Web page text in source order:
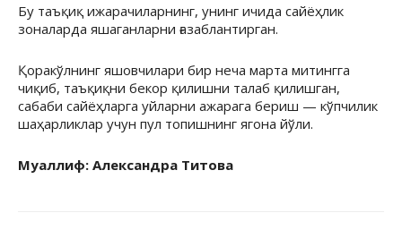
Бу таъқиқ ижарачиларнинг, унинг ичида сайёҳлик
зоналарда яшаганларни ғазаблантирган.
Қоракўлнинг яшовчилари бир неча марта митингга
чиқиб, таъқиқни бекор қилишни талаб қилишган,
сабаби сайёҳларга уйларни ажарага бериш — кўпчилик
шаҳарликлар учун пул топишнинг ягона йўли.
Муаллиф: Александра Титова